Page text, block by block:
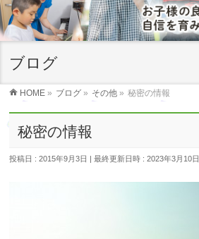
ブログ
HOME » ブログ » その他 » 秘密の情報
秘密の情報
投稿日 : 2015年9月3日 最終更新日時 : 2023年3月10日